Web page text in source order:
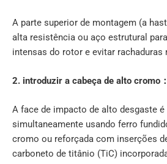
A parte superior de montagem (a
alta resistência ou aço estrutural
intensas do rotor e evitar
2. introduzir a cabeça de alto cromo：
A face de impacto de alto desgaste é
simultaneamente usando ferro
cromo ou reforçada com inserções
carboneto de titânio (TiC)